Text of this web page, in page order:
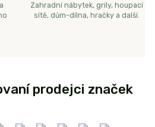
Zahradní nábytek, grily, houpací
sítě, dům-dílna, hračky a další.
prodejci značek